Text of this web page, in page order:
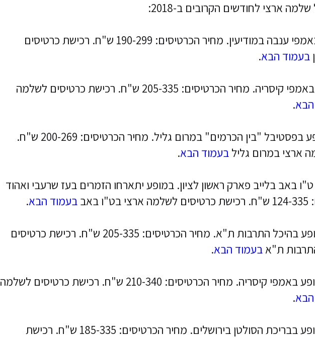
ארצי לחודשים הקרובים ב-2018:
- מופע באמפי ענבה במודיעין. מחיר הכרטיסים: 190-299 ש"ח. רכישת כרטיסים
בעמוד הבא.
- מופע באמפי קיסריה. מחיר הכרטיסים: 205-335 ש"ח. רכישת כרטיסים לשלמה
.
- מופע בפסטיבל "בין הכרמים" במרום גליל. מחיר הכרטיסים: 200-269 ש"ח.
ארצי במרום גלילבעמוד הבא.
באב בלייב פארק ראשון לציון. במופע יתארחו הזמרים בעז שרעבי ואהוד
בעמוד הבא.
- מופע בהיכל התרבות ת"א. מחיר הכרטיסים: 205-335 ש"ח. רכישת כרטיסים
ת"אבעמוד הבא.
- מופע באמפי קיסריה. מחיר הכרטיסים: 210-340 ש"ח. רכישת כרטיסים לשלמה
.
- מופע בבריכת הסולטן בירושלים. מחיר הכרטיסים: 185-335 ש"ח. רכישת